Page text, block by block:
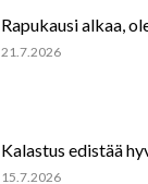
Rapukausi alkaa,
21.7.2026
Kalastus edistää
15.7.2026